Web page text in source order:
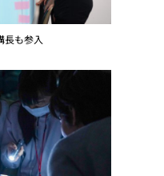
長も参入